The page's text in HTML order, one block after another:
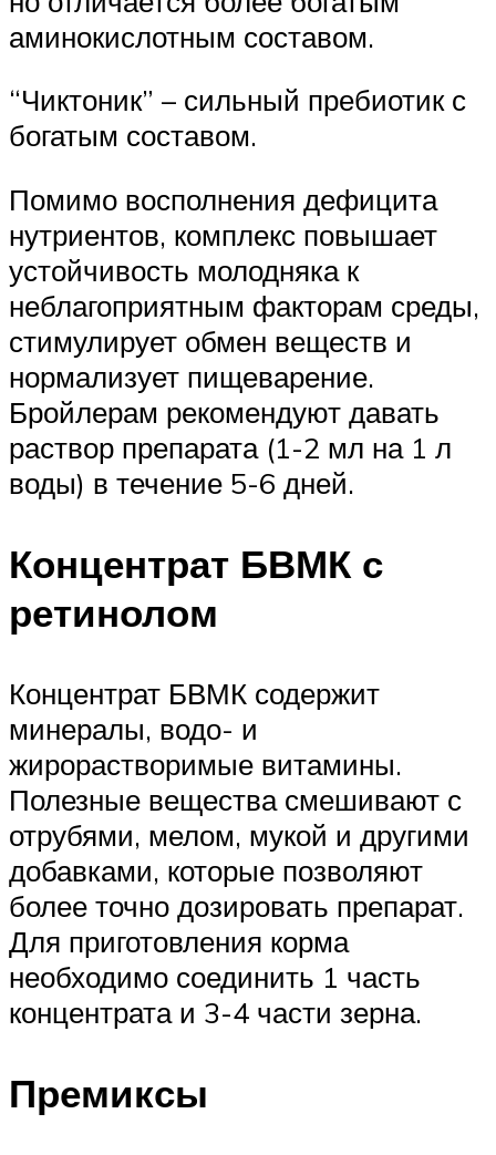
аминокислотным составом.
“Чиктоник” – сильный пребиотик с
богатым составом.
Помимо восполнения дефицита
нутриентов, комплекс повышает
устойчивость молодняка к
неблагоприятным факторам среды,
стимулирует обмен веществ и
нормализует пищеварение.
Бройлерам рекомендуют давать
раствор препарата (1-2 мл на 1 л
воды) в течение 5-6 дней.
Концентрат БВМК с
ретинолом
Концентрат БВМК содержит
минералы, водо- и
жирорастворимые витамины.
Полезные вещества смешивают с
отрубями, мелом, мукой и другими
добавками, которые позволяют
более точно дозировать препарат.
Для приготовления корма
необходимо соединить 1 часть
концентрата и 3-4 части зерна.
Премиксы